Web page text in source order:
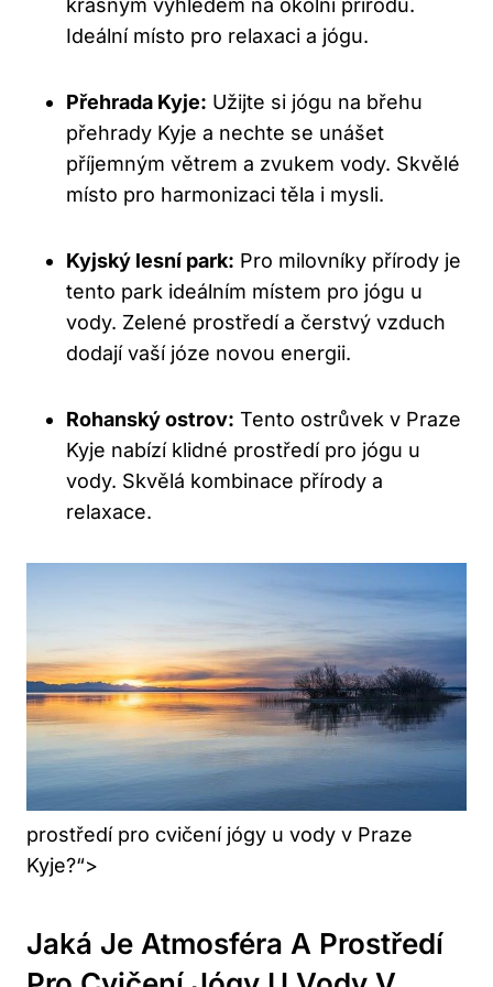
krásným výhledem na okolní přírodu.
Ideální místo pro relaxaci a jógu.
Přehrada Kyje: Užijte si jógu na břehu
přehrady Kyje a nechte se unášet
příjemným větrem a zvukem vody. Skvělé
místo pro harmonizaci těla i mysli.
Kyjský lesní park: Pro milovníky přírody je
tento park ideálním místem pro jógu u
vody. Zelené prostředí a čerstvý vzduch
dodají vaší józe novou energii.
Rohanský ostrov: Tento ostrůvek v Praze
Kyje nabízí klidné prostředí pro jógu u
vody. Skvělá kombinace přírody a
relaxace.
prostředí pro cvičení jógy u vody v Praze
Kyje?“>
Jaká Je Atmosféra A Prostředí